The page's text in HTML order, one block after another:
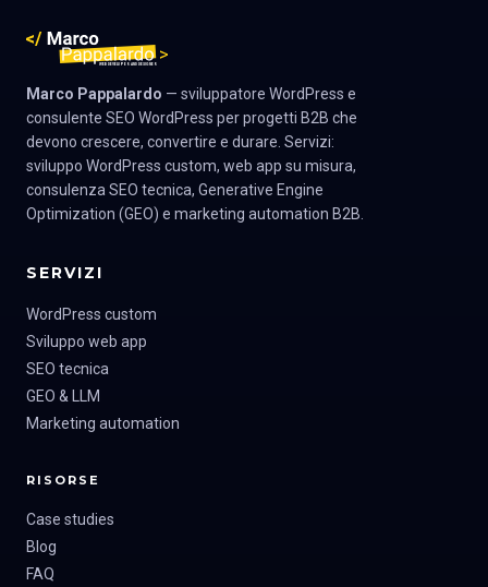
Marco Pappalardo — sviluppatore WordPress e
consulente SEO WordPress per progetti B2B che
devono crescere, convertire e durare. Servizi:
sviluppo WordPress custom, web app su misura,
consulenza SEO tecnica, Generative Engine
Optimization (GEO) e marketing automation B2B.
SERVIZI
WordPress custom
Sviluppo web app
SEO tecnica
GEO & LLM
Marketing automation
RISORSE
Case studies
Blog
FAQ